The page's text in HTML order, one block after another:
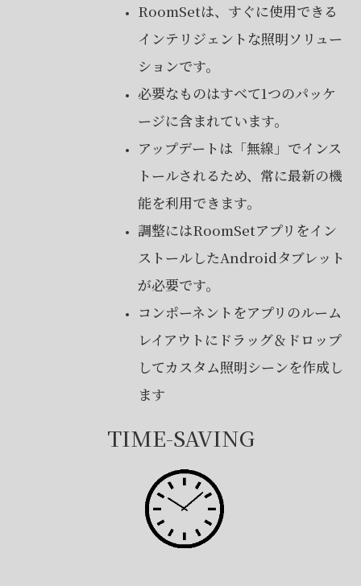
RoomSetは、すぐに使用できる
インテリジェントな照明ソリュー
ションです。
必要なものはすべて1つのパッケ
ージに含まれています。
アップデートは「無線」でインス
トールされるため、常に最新の機
能を利用できます。
調整にはRoomSetアプリをイン
ストールしたAndroidタブレット
が必要です。
コンポーネントをアプリのルーム
レイアウトにドラッグ＆ドロップ
してカスタム照明シーンを作成し
ます
TIME-SAVING